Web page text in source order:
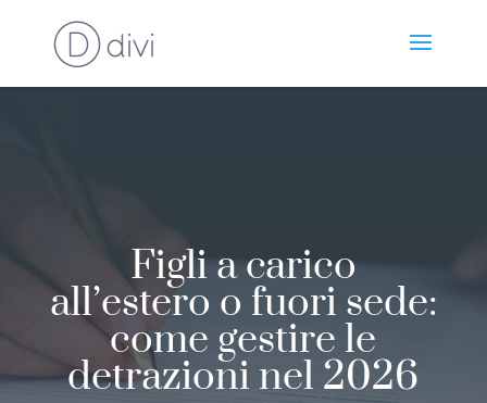
Figli a carico
all’estero o fuori sede:
come gestire le
detrazioni nel 2026